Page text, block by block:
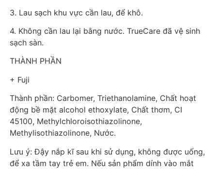
3. Lau sạch khu vực cần lau, để khô.
4. Không cần lau lại bằng nước. TrueCare đã vệ sinh
sạch sàn.
THÀNH PHẦN
+ Fuji
Thành phần: Carbomer, Triethanolamine, Chất hoạt
động bề mặt alcohol ethoxylate, Chất thơm, CI
45100, Methylchloroisothiazolinone,
Methylisothiazolinone, Nước.
Lưu ý: Đậy nắp kĩ sau khi sử dụng, không được uống,
để xa tầm tay trẻ em. Nếu sản phẩm dính vào mắt